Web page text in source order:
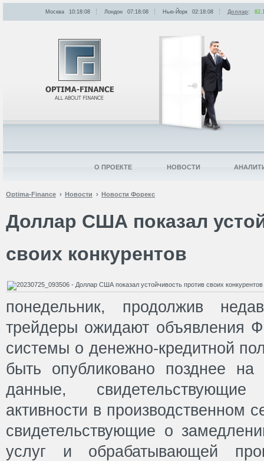
Optima-Finance Новости Новости Форекс
Доллар США показал
своих конкурентов
понедельник, продолжив
трейдеры ожидают объявления
системы о денежно-кредитной
быть опубликовано позднее
данные,
активности в производственном
свидетельствующие о
услуг и обрабатывающей
Москва 10:18:08 Лондон 07:18:08 Нью-Йорк 02:18:08 Доллар:
О ПРОЕКТЕ НОВОСТИ